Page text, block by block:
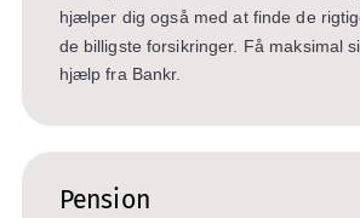
hjælper dig også med at finde de
de billigste forsikringer. Få maksimal
hjælp fra Bankr.
Pension